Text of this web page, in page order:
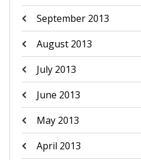
September 2013
August 2013
July 2013
June 2013
May 2013
April 2013